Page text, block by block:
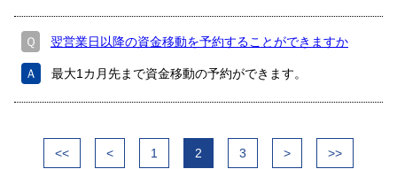
Ｑ 翌営業日以降の資金移動を予約することができますか
Ａ 最大1カ月先まで資金移動の予約ができます。
<< < 1 2 3 > >>